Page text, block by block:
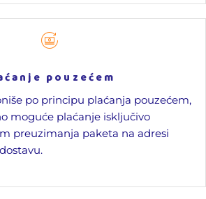
pouzećem
po principu plaćanja pouzećem,
moguće plaćanje isključivo
preuzimanja paketa na adresi